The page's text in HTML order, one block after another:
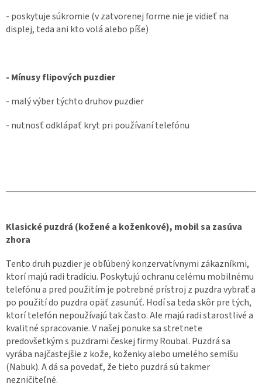
- poskytuje súkromie (v zatvorenej forme nie je vidieť na
displej, teda ani kto volá alebo píše)
- Mínusy flipových puzdier
- malý výber týchto druhov puzdier
- nutnosť odklápať kryt pri používaní telefónu
Klasické puzdrá (kožené a koženkové), mobil sa zasúva
zhora
Tento druh puzdier je obľúbený konzervatívnymi zákazníkmi,
ktorí majú radi tradíciu. Poskytujú ochranu celému mobilnému
telefónu a pred použitím je potrebné prístroj z puzdra vybrať a
po použití do puzdra opäť zasunúť. Hodí sa teda skôr pre tých,
ktorí telefón nepoužívajú tak často. Ale majú radi starostlivé a
kvalitné spracovanie. V našej ponuke sa stretnete
predovšetkým s puzdrami českej firmy Roubal. Puzdrá sa
vyrába najčastejšie z kože, koženky alebo umelého semišu
(Nabuk). A dá sa povedať, že tieto puzdrá sú takmer
nezničiteľné.